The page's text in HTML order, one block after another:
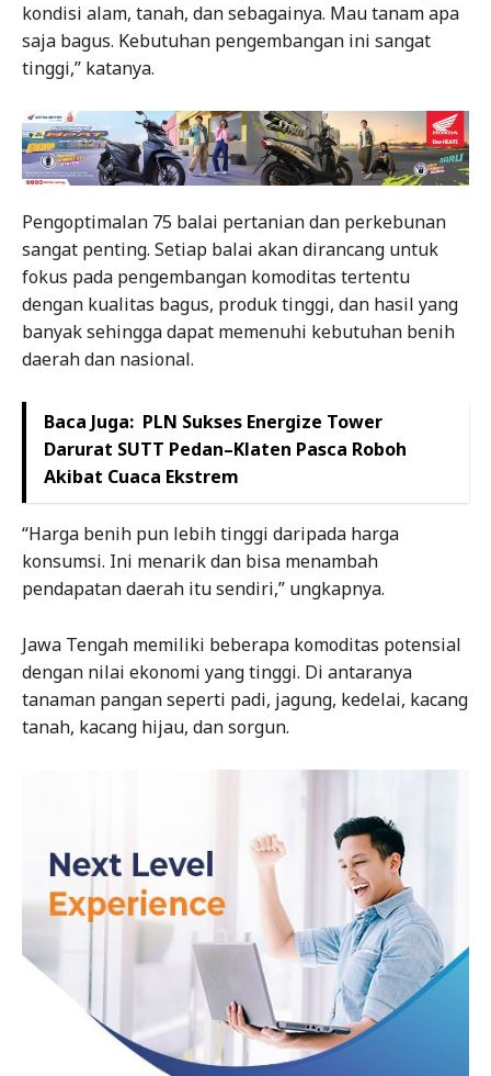
kondisi alam, tanah, dan sebagainya. Mau tanam apa
saja bagus. Kebutuhan pengembangan ini sangat
tinggi,” katanya.
Pengoptimalan 75 balai pertanian dan perkebunan
sangat penting. Setiap balai akan dirancang untuk
fokus pada pengembangan komoditas tertentu
dengan kualitas bagus, produk tinggi, dan hasil yang
banyak sehingga dapat memenuhi kebutuhan benih
daerah dan nasional.
Baca Juga: PLN Sukses Energize Tower
Darurat SUTT Pedan–Klaten Pasca Roboh
Akibat Cuaca Ekstrem
“Harga benih pun lebih tinggi daripada harga
konsumsi. Ini menarik dan bisa menambah
pendapatan daerah itu sendiri,” ungkapnya.
Jawa Tengah memiliki beberapa komoditas potensial
dengan nilai ekonomi yang tinggi. Di antaranya
tanaman pangan seperti padi, jagung, kedelai, kacang
tanah, kacang hijau, dan sorgun.